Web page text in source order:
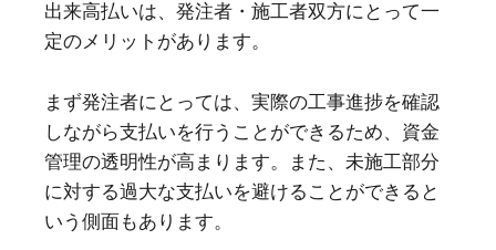
出来高払いは、発注者・施工者双方にとって一
定のメリットがあります。
まず発注者にとっては、実際の工事進捗を確認
しながら支払いを行うことができるため、資金
管理の透明性が高まります。また、未施工部分
に対する過大な支払いを避けることができると
いう側面もあります。